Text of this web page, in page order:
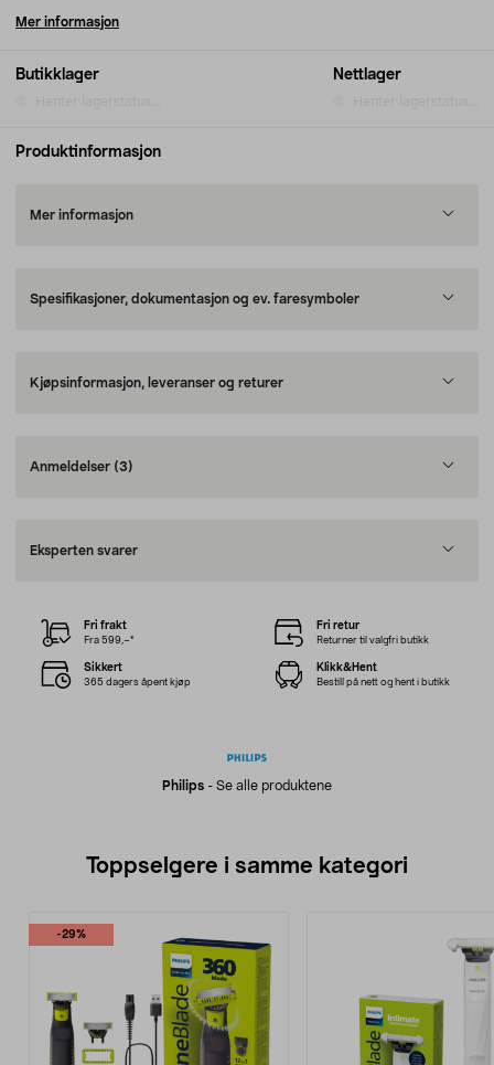
Butikklager Nettlager
Mer informasjon
Produktinformasjon
Mer informasjon
Spesifikasjoner, dokumentasjon og ev. faresymboler
Kjøpsinformasjon, leveranser og returer
Anmeldelser (3)
Eksperten svarer
Philips - Se alle produktene
Fri frakt
Fra 599,–*
Fri retur
Returner til valgfri butikk
Sikkert
365 dagers åpent kjøp
Klikk&Hent
Bestill på nett og hent i butikk
Toppselgere i samme kategori
-29%